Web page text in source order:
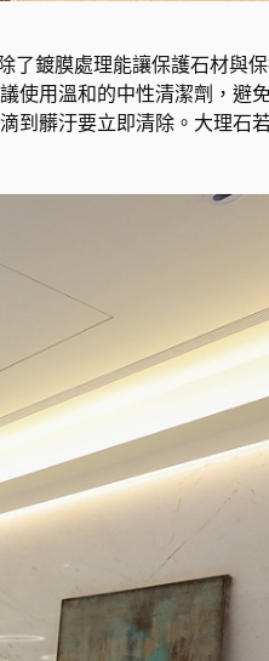
鍍膜處理能讓保護石材與
用溫和的中性清潔劑，避
髒汙要立即清除。大理石